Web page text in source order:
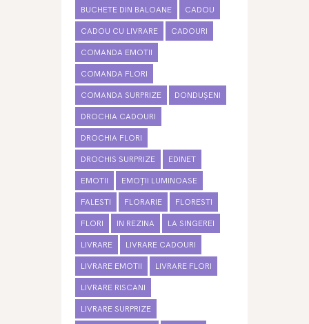
BUCHETE DIN BALOANE CADOU
CADOU CU LIVRARE CADOURI
COMANDA EMOTII
COMANDA FLORI
COMANDA SURPRIZE DONDUȘENI
DROCHIA CADOURI
DROCHIA FLORI
DROCHIS SURPRIZE EDINET
EMOTII EMOȚII LUMINOASE
FALESTI FLORARIE FLORESTI
FLORI IN REZINA LA SINGEREI
LIVRARE LIVRARE CADOURI
LIVRARE EMOTII LIVRARE FLORI
LIVRARE RISCANI
LIVRARE SURPRIZE